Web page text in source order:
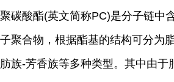
聚碳酸酯(英文简称PC)是分子链中
子聚合物，根据酯基的结构可分为
肪族-芳香族等多种类型。其中由于